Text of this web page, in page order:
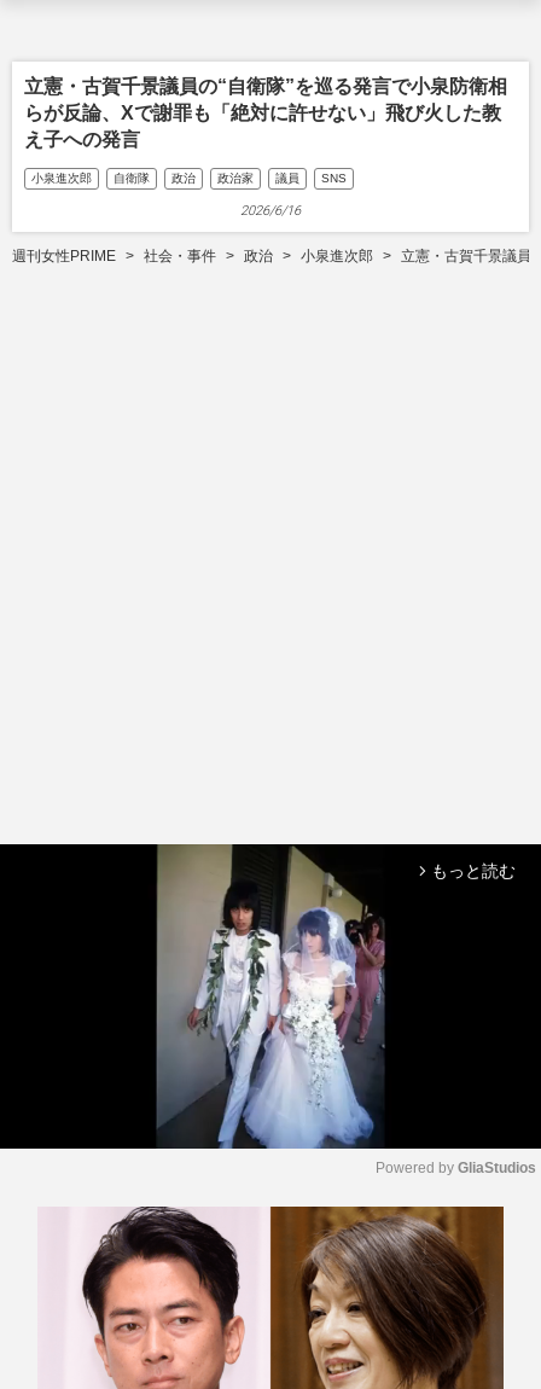
立憲・古賀千景議員の“自衛隊”を巡る発言で小泉防衛相
らが反論、Xで謝罪も「絶対に許せない」飛び火した教
え子への発言
小泉進次郎 自衛隊 政治 政治家 議員 SNS
2026/6/16
週刊女性PRIME 社会・事件 政治 小泉進次郎 立憲・古賀千景議員
arrow_forward_ios もっと読む
u
t
e
Powered by GliaStudios